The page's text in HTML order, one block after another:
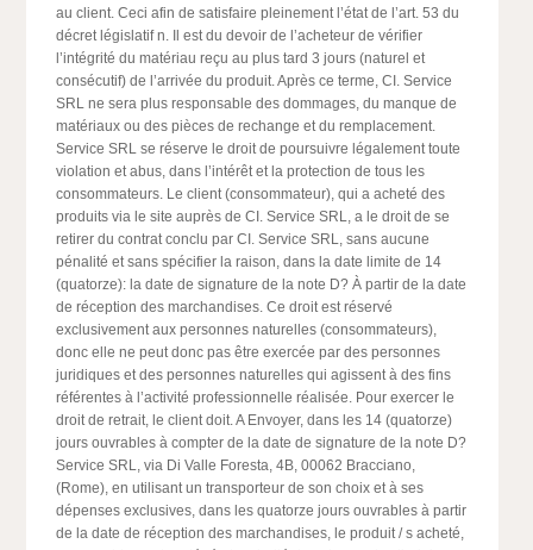
au client. Ceci afin de satisfaire pleinement l’état de l’art. 53 du
décret législatif n. Il est du devoir de l’acheteur de vérifier
l’intégrité du matériau reçu au plus tard 3 jours (naturel et
consécutif) de l’arrivée du produit. Après ce terme, CI. Service
SRL ne sera plus responsable des dommages, du manque de
matériaux ou des pièces de rechange et du remplacement.
Service SRL se réserve le droit de poursuivre légalement toute
violation et abus, dans l’intérêt et la protection de tous les
consommateurs. Le client (consommateur), qui a acheté des
produits via le site auprès de CI. Service SRL, a le droit de se
retirer du contrat conclu par CI. Service SRL, sans aucune
pénalité et sans spécifier la raison, dans la date limite de 14
(quatorze): la date de signature de la note D? À partir de la date
de réception des marchandises. Ce droit est réservé
exclusivement aux personnes naturelles (consommateurs),
donc elle ne peut donc pas être exercée par des personnes
juridiques et des personnes naturelles qui agissent à des fins
référentes à l’activité professionnelle réalisée. Pour exercer le
droit de retrait, le client doit. A Envoyer, dans les 14 (quatorze)
jours ouvrables à compter de la date de signature de la note D?
Service SRL, via Di Valle Foresta, 4B, 00062 Bracciano,
(Rome), en utilisant un transporteur de son choix et à ses
dépenses exclusives, dans les quatorze jours ouvrables à partir
de la date de réception des marchandises, le produit / s acheté,